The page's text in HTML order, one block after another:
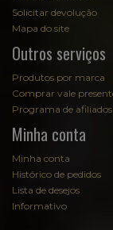
Solicitar devolução
Mapa do site
Outros serviços
Produtos por marca
Comprar vale
Programa de afiliados
Minha conta
Minha conta
Histórico de pedidos
Lista de desejos
Informativo